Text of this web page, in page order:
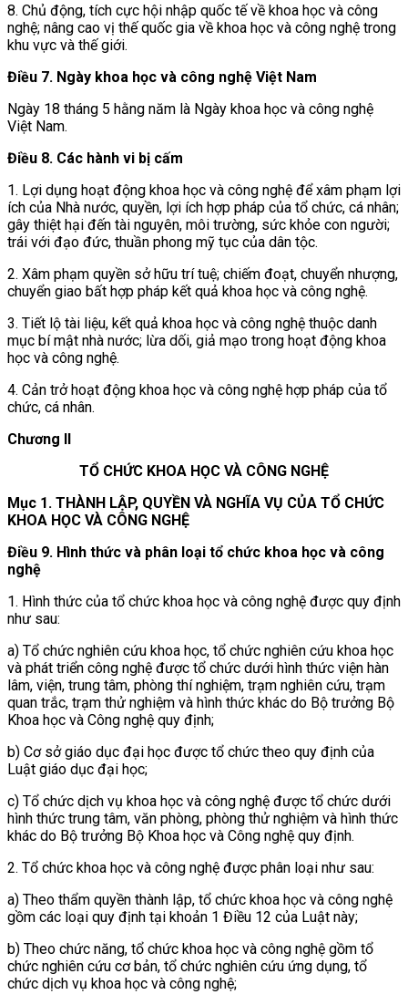
8. Chủ động, tích cực hội nhập quốc tế về khoa học và công
nghệ; nâng cao vị thế quốc gia về khoa học và công nghệ trong
khu vực và thế giới.
Điều 7. Ngày khoa học và công nghệ Việt Nam
Ngày 18 tháng 5 hằng năm là Ngày khoa học và công nghệ
Việt Nam.
Điều 8. Các hành vi bị cấm
1. Lợi dụng hoạt động khoa học và công nghệ để xâm phạm lợi
ích của Nhà nước, quyền, lợi ích hợp pháp của tổ chức, cá nhân;
gây thiệt hại đến tài nguyên, môi trường, sức khỏe con người;
trái với đạo đức, thuần phong mỹ tục của dân tộc.
2. Xâm phạm quyền sở hữu trí tuệ; chiếm đoạt, chuyển nhượng,
chuyển giao bất hợp pháp kết quả khoa học và công nghệ.
3. Tiết lộ tài liệu, kết quả khoa học và công nghệ thuộc danh
mục bí mật nhà nước; lừa dối, giả mạo trong hoạt động khoa
học và công nghệ.
4. Cản trở hoạt động khoa học và công nghệ hợp pháp của tổ
chức, cá nhân.
Chương II
TỔ CHỨC KHOA HỌC VÀ CÔNG NGHỆ
Mục 1. THÀNH LẬP, QUYỀN VÀ NGHĨA VỤ CỦA TỔ CHỨC
KHOA HỌC VÀ CÔNG NGHỆ
Điều 9. Hình thức và phân loại tổ chức khoa học và công
nghệ
1. Hình thức của tổ chức khoa học và công nghệ được quy định
như sau:
a) Tổ chức nghiên cứu khoa học, tổ chức nghiên cứu khoa học
và phát triển công nghệ được tổ chức dưới hình thức viện hàn
lâm, viện, trung tâm, phòng thí nghiệm, trạm nghiên cứu, trạm
quan trắc, trạm thử nghiệm và hình thức khác do Bộ trưởng Bộ
Khoa học và Công nghệ quy định;
b) Cơ sở giáo dục đại học được tổ chức theo quy định của
Luật giáo dục đại học;
c) Tổ chức dịch vụ khoa học và công nghệ được tổ chức dưới
hình thức trung tâm, văn phòng, phòng thử nghiệm và hình thức
khác do Bộ trưởng Bộ Khoa học và Công nghệ quy định.
2. Tổ chức khoa học và công nghệ được phân loại như sau:
a) Theo thẩm quyền thành lập, tổ chức khoa học và công nghệ
gồm các loại quy định tại khoản 1 Điều 12 của Luật này;
b) Theo chức năng, tổ chức khoa học và công nghệ gồm tổ
chức nghiên cứu cơ bản, tổ chức nghiên cứu ứng dụng, tổ
chức dịch vụ khoa học và công nghệ;